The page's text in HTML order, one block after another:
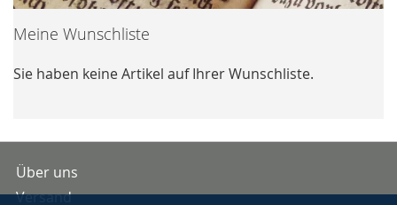
Meine Wunschliste
Sie haben keine Artikel auf Ihrer Wunschliste.
Über uns
Versand